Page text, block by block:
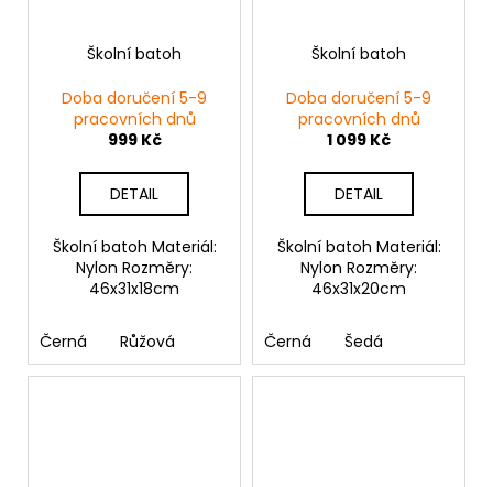
Školní batoh
Doba doručení 5-9
pracovních dnů
999 Kč
DETAIL
Školní batoh Materiál:
Nylon Rozměry:
46x31x18cm
Černá Růžová
Školní batoh
Doba doručení 5-9
pracovních dnů
1 099 Kč
DETAIL
Školní batoh Materiál:
Nylon Rozměry:
46x31x20cm
Černá Šedá